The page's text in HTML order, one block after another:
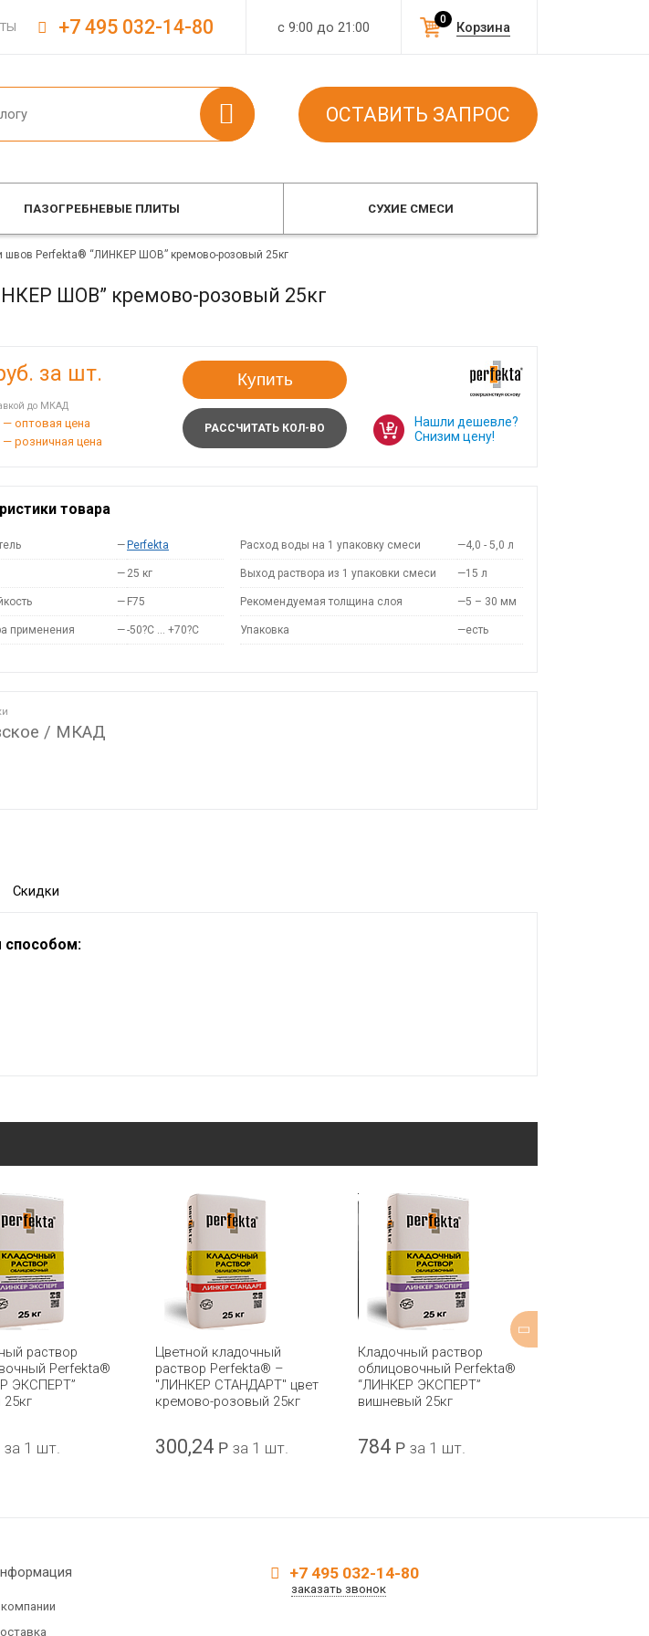
с 9:00 до 21:00 Корзина
0
+7 495 032-14-80
ОСТАВИТЬ ЗАПРОС
ПАЗОГРЕБНЕВЫЕ ПЛИТЫ СУХИЕ СМЕСИ
швов Perfekta® “ЛИНКЕР ШОВ” кремово-розовый 25кг
ШОВ” кремово-розовый 25кг
за шт.
до МКАД
— оптовая цена
— розничная цена
Купить
РАССЧИТАТЬ КОЛ-ВО
Нашли дешевле?
Снизим цену!
товара
— Perfekta
— 25 кг
— F75
применения —-50?С … +70?С
Расход воды на 1 упаковку смеси —4,0 - 5,0 л
Выход раствора из 1 упаковки смеси —15 л
Рекомендуемая толщина слоя —5 – 30 мм
Упаковка —есть
/ МКАД
Скидки
способом:
раствор
Perfekta®
ЭКСПЕРТ”
за 1 шт.
Цветной кладочный
раствор Perfekta® –
"ЛИНКЕР СТАНДАРТ" цвет
кремово-розовый 25кг
300,24 Р за 1 шт.
Кладочный раствор
облицовочный Perfekta®
“ЛИНКЕР ЭКСПЕРТ”
вишневый 25кг
784 Р за 1 шт.
+7 495 032-14-80
заказать звонок